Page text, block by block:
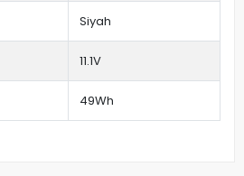
Siyah
11.1V
49Wh